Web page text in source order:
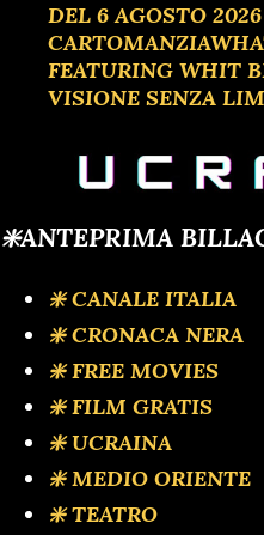
DEL 6 AGOSTO
FEATURING WHIT
VISIONE SENZA
❇️ANTEPRIMA
❇️ CANALE ITALIA
❇️ CRONACA NERA
❇️ FREE MOVIES
❇️ FILM GRATIS
❇️ UCRAINA
❇️ MEDIO ORIENTE
❇️ TEATRO